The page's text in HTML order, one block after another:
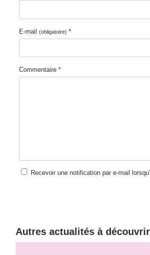
E-mail (obligatoire) *
Commentaire *
Recevoir une notification par e-mail
Autres actualités à découvrir